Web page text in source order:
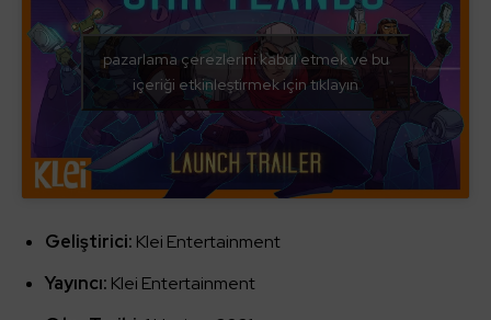
pazarlama çerezlerini kabul etmek ve bu
içeriği etkinleştirmek için tıklayın
Geliştirici: Klei Entertainment
Yayıncı: Klei Entertainment